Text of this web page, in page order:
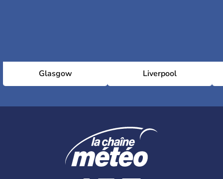
Glasgow Liverpool